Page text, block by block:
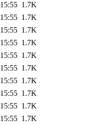
1.7K
1.7K
1.7K
1.7K
1.7K
1.7K
1.7K
1.7K
1.7K
1.7K